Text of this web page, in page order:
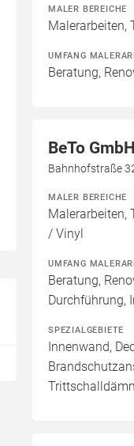
MALER BEREICHE
Malerarbeiten,
UMFANG
Beratung,
BeTo GmbH
Bahnhofstraße
MALER BEREICHE
Malerarbeiten,
/ Vinyl
UMFANG
Beratung,
Durchführung,
SPEZIALGEBIETE
Innenwand,